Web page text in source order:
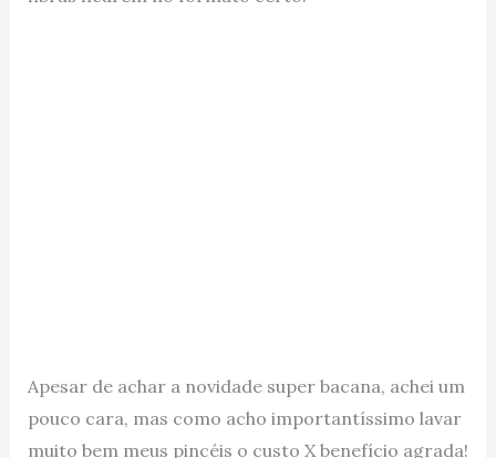
Apesar de achar a novidade super bacana, achei um
pouco cara, mas como acho importantíssimo lavar
muito bem meus pincéis o custo X benefício agrada!